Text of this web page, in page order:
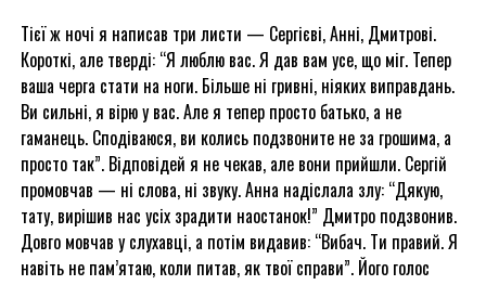
Тієї ж ночі я написав три листи — Сергієві, Анні, Дмитрові.
Короткі, але тверді: “Я люблю вас. Я дав вам усе, що міг. Тепер
ваша черга стати на ноги. Більше ні гривні, ніяких виправдань.
Ви сильні, я вірю у вас. Але я тепер просто батько, а не
гаманець. Сподіваюся, ви колись подзвоните не за грошима, а
просто так”. Відповідей я не чекав, але вони прийшли. Сергій
промовчав — ні слова, ні звуку. Анна надіслала злу: “Дякую,
тату, вирішив нас усіх зрадити наостанок!” Дмитро подзвонив.
Довго мовчав у слухавці, а потім видавив: “Вибач. Ти правий. Я
навіть не пам’ятаю, коли питав, як твої справи”. Його голос